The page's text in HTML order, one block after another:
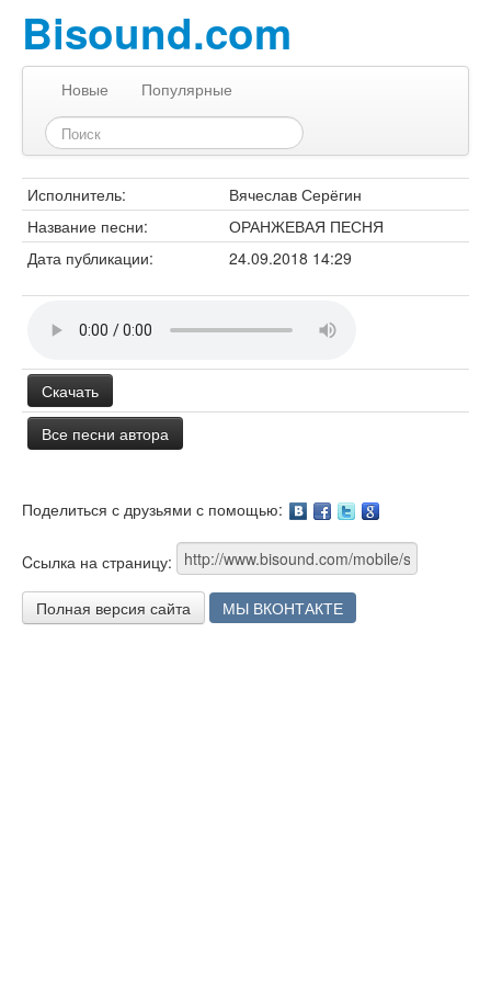
Bisound.com
Новые Популярные
Исполнитель:
Вячеслав Серёгин
Название песни:
ОРАНЖЕВАЯ ПЕСНЯ
Дата публикации:
24.09.2018 14:29
Скачать
Все песни автора
Поделиться с друзьями с помощью:
Cсылка на страницу:
Полная версия сайта МЫ ВКОНТАКТЕ